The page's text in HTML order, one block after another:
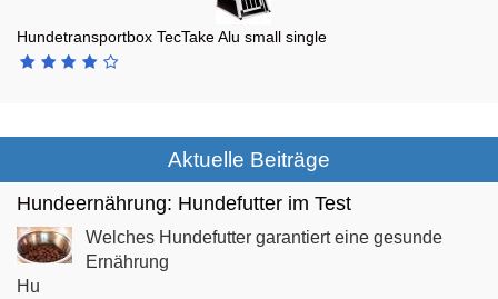
Hundetransportbox TecTake Alu small single
Aktuelle Beiträge
Hundeernährung: Hundefutter im Test
Welches Hundefutter garantiert eine gesunde
Ernährung
Hu